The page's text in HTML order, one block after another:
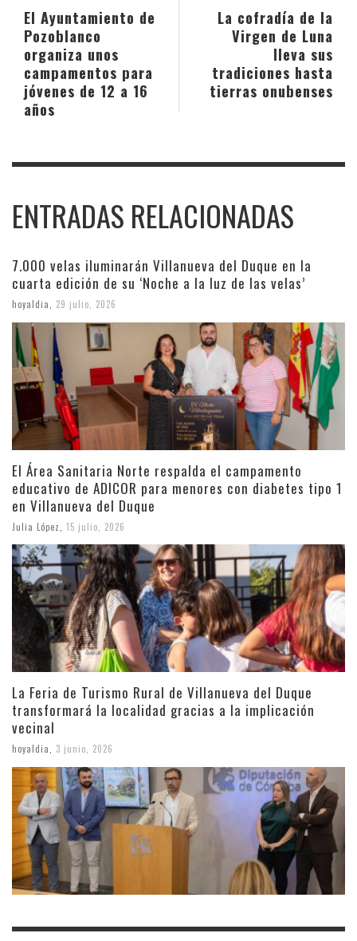
La cofradía de la
Virgen de Luna
lleva sus
tradiciones hasta
tierras onubenses
El Ayuntamiento de
Pozoblanco
organiza unos
campamentos para
jóvenes de 12 a 16
años
ENTRADAS RELACIONADAS
7.000 velas iluminarán Villanueva del Duque en la
cuarta edición de su ‘Noche a la luz de las velas’
hoyaldia 29 julio, 2026
El Área Sanitaria Norte respalda el campamento
educativo de ADICOR para menores con diabetes tipo 1
en Villanueva del Duque
Julia López 15 julio, 2026
La Feria de Turismo Rural de Villanueva del Duque
transformará la localidad gracias a la implicación
vecinal
hoyaldia 3 junio, 2026